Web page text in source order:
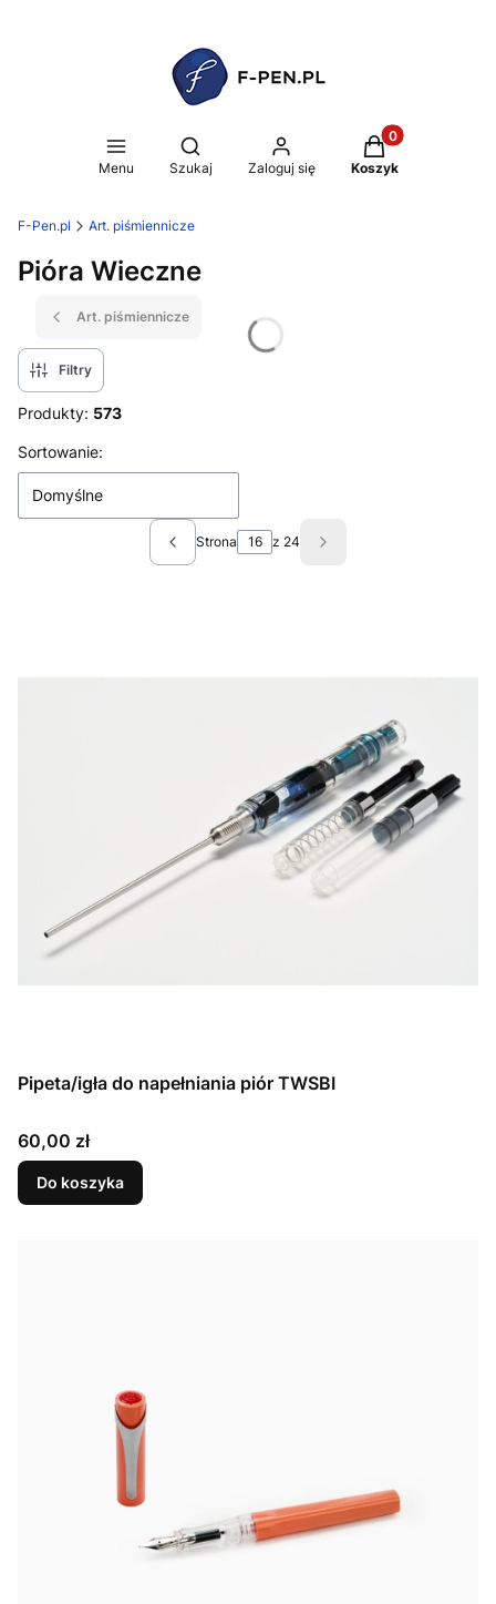
Menu
Otwórz wyszukiwarkę
Szukaj Zaloguj się
Produkty w
Koszyk
F-Pen.pl Art. piśmiennicze
Pióra Wieczne
Art. piśmiennicze
Filtry
Produkty: 573
Lista produktów
Sortowanie:
Domyślne
Poprzednie produkty
Strona z 24 Następne produkty
Pipeta/igła do napełniania piór TWSBI
Cena
60,00 zł
Do koszyka